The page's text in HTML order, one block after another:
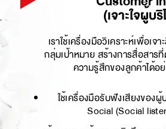
(เจาะใจผู้บ
เราใช้เครื่องมือวิเคราะห์เพื่อเ
กลุ่มเป้าหมาย สร้างการสื่อสาร
ความรู้สึกของลูกค้าได้อ
ใช้เครื่องมือรับฟังเสียงของ
Social (Social